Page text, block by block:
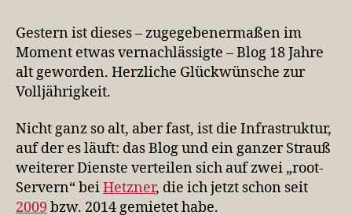
Gestern ist dieses – zugegebenermaßen im
Moment etwas vernachlässigte – Blog 18 Jahre
alt geworden. Herzliche Glückwünsche zur
Volljährigkeit.
Nicht ganz so alt, aber fast, ist die Infrastruktur,
auf der es läuft: das Blog und ein ganzer Strauß
weiterer Dienste verteilen sich auf zwei „root-
Servern“ beiHetzner, die ich jetzt schon seit
2009 bzw. 2014 gemietet habe.